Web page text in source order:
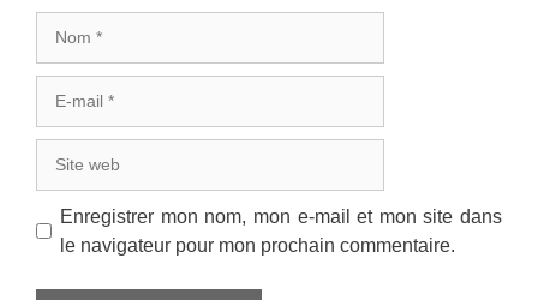
mail
web
Enregistrer mon nom, mon e-mail et mon site dans
le navigateur pour mon prochain commentaire.